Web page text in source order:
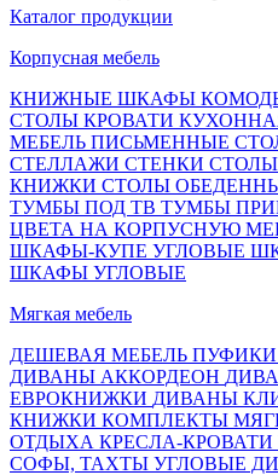
Каталог продукции
Корпусная мебель
КНИЖНЫЕ ШКАФЫ
СТОЛЫ КРОВАТИ
МЕБЕЛЬ ПИСЬМЕННЫЕ
СТЕЛЛАЖИ СТЕНКИ
КНИЖКИ СТОЛЫ
ТУМБЫ ПОД ТВ ТУМБЫ
ЦВЕТА НА КОРПУСНУЮ
ШКАФЫ-КУПЕ УГЛОВЫЕ
ШКАФЫ УГЛОВЫЕ
Мягкая мебель
ДЕШЕВАЯ МЕБЕЛЬ
ДИВАНЫ АККОРДЕОН
ЕВРОКНИЖКИ ДИВАНЫ
КНИЖКИ КОМПЛЕКТЫ
ОТДЫХА КРЕСЛА-КРОВАТИ
СОФЫ, ТАХТЫ УГЛОВЫЕ